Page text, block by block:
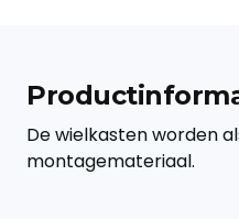
De wielkasten worden
montagemateriaal.